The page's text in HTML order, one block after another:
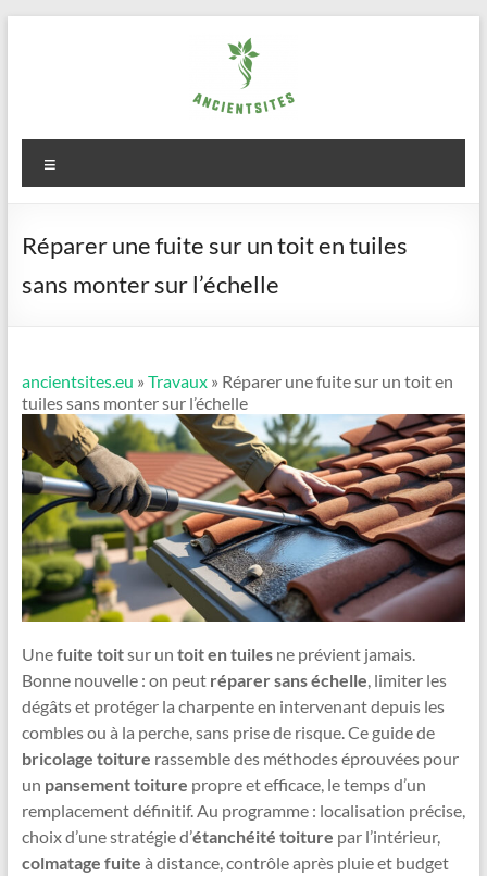
ancientsites.eu
Réparer une fuite sur un toit en tuiles
sans monter sur l’échelle
ancientsites.eu » Travaux» Réparer une fuite sur un toit en
tuiles sans monter sur l’échelle
Unefuite toitsur un toit en tuilesne prévient jamais.
Bonne nouvelle : on peut réparer sans échelle, limiter les
dégâts et protéger la charpente en intervenant depuis les
combles ou à la perche, sans prise de risque. Ce guide de
bricolage toiture rassemble des méthodes éprouvées pour
un pansement toiture propre et efficace, le temps d’un
remplacement définitif. Au programme : localisation précise,
choix d’une stratégie d’étanchéité toiture par l’intérieur,
colmatage fuite à distance, contrôle après pluie et budget